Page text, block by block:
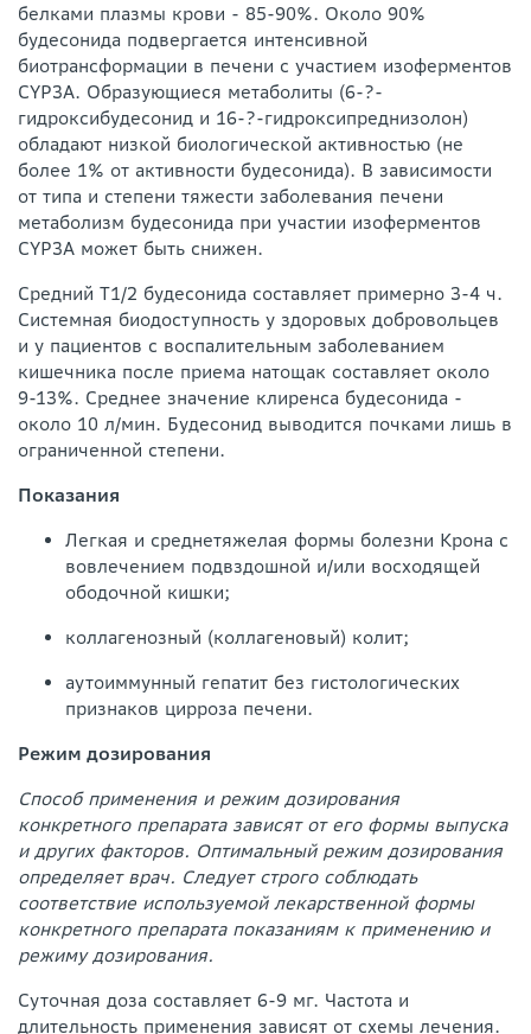
белками плазмы крови - 85-90%. Около 90%
будесонида подвергается интенсивной
биотрансформации в печени с участием изоферментов
CYP3A. Образующиеся метаболиты (6-?-
гидроксибудесонид и 16-?-гидроксипреднизолон)
обладают низкой биологической активностью (не
более 1% от активности будесонида). В зависимости
от типа и степени тяжести заболевания печени
метаболизм будесонида при участии изоферментов
CYP3A может быть снижен.
Средний T1/2 будесонида составляет примерно 3-4 ч.
Системная биодоступность у здоровых добровольцев
и у пациентов с воспалительным заболеванием
кишечника после приема натощак составляет около
9-13%. Среднее значение клиренса будесонида -
около 10 л/мин. Будесонид выводится почками лишь в
ограниченной степени.
Показания
Легкая и среднетяжелая формы болезни Крона с
вовлечением подвздошной и/или восходящей
ободочной кишки;
коллагенозный (коллагеновый) колит;
аутоиммунный гепатит без гистологических
признаков цирроза печени.
Режим дозирования
Способ применения и режим дозирования
конкретного препарата зависят от его формы выпуска
и других факторов. Оптимальный режим дозирования
определяет врач. Следует строго соблюдать
соответствие используемой лекарственной формы
конкретного препарата показаниям к применению и
режиму дозирования.
Суточная доза составляет 6-9 мг. Частота и
длительность применения зависят от схемы лечения.